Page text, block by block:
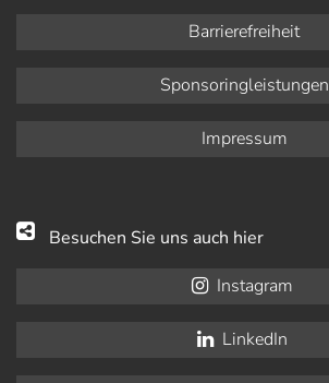
Barrierefreiheit
Sponsoringleistungen
Impressum
Besuchen Sie uns auch hier
Instagram
LinkedIn